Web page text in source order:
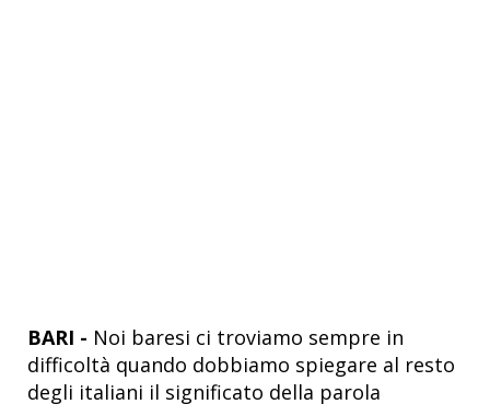
BARI - Noi baresi ci troviamo sempre in
difficoltà quando dobbiamo spiegare al resto
degli italiani il significato della parola